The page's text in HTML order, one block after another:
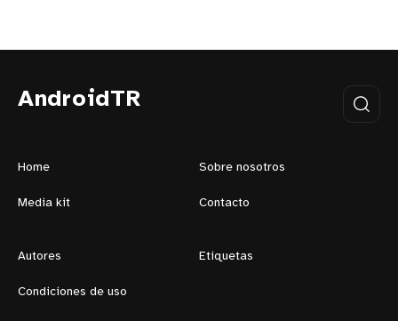
AndroidTR
Home Sobre nosotros
Media kit Contacto
Autores Etiquetas
Condiciones de uso